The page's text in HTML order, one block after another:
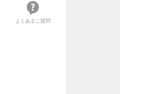
よくあるご質問